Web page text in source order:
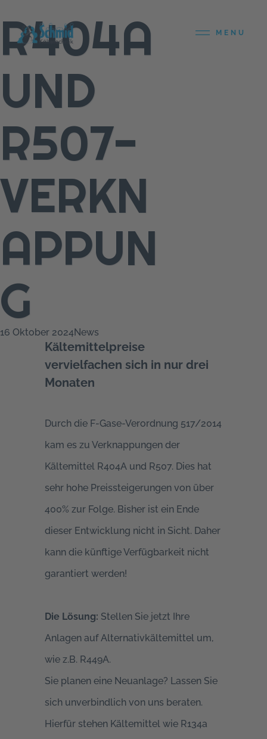
MENU
R404A
UND
R507-
VERKN
APPUN
G
16 Oktober 2024News
Kältemittelpreise
vervielfachen sich in nur drei
Monaten
Durch die F-Gase-Verordnung 517/2014
kam es zu Verknappungen der
Kältemittel R404A und R507. Dies hat
sehr hohe Preissteigerungen von über
400% zur Folge. Bisher ist ein Ende
dieser Entwicklung nicht in Sicht. Daher
kann die künftige Verfügbarkeit nicht
garantiert werden!
Die Lösung: Stellen Sie jetzt Ihre
Anlagen auf Alternativkältemittel um,
wie z.B. R449A.
Sie planen eine Neuanlage? Lassen Sie
sich unverbindlich von uns beraten.
Hierfür stehen Kältemittel wie R134a